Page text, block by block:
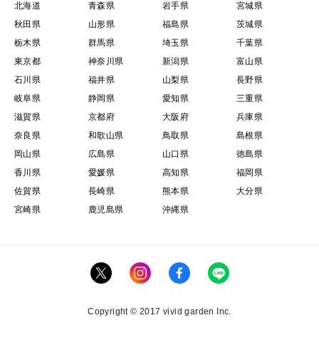
北海道 青森県 岩手県
宮城県
秋田県
山形県 福島県
茨城県
栃木県
群馬県 埼玉県
千葉県
東京都
神奈川県 新潟県
富山県
石川県
福井県 山梨県
長野県
岐阜県
静岡県 愛知県
三重県
滋賀県
京都府 大阪府
兵庫県
奈良県
和歌山県 鳥取県
島根県
岡山県
広島県 山口県
徳島県
香川県
愛媛県 高知県
福岡県
佐賀県
長崎県 熊本県
大分県
宮崎県
鹿児島県 沖縄県
Copyright © 2017 vivid garden Inc.